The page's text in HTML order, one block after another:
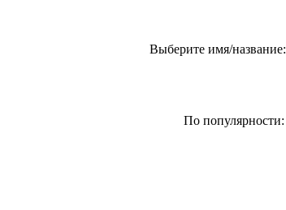
Выберите имя/название:
По популярности: